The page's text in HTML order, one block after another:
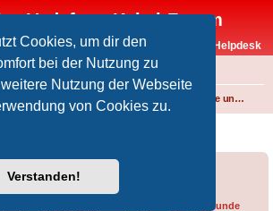
Cookies, um dir den
bei der Nutzung zu
Nutzung der Webseite
von Cookies zu.
Verstanden!
Vodafone-Kabel-Forum
Vodafone-Kabel-Helpdesk
und Telefon über Kabel Produkte, Verträge und Allgemeines
Verträge?
eines Threads im Feld „Präfix“ an, ob du Kunde